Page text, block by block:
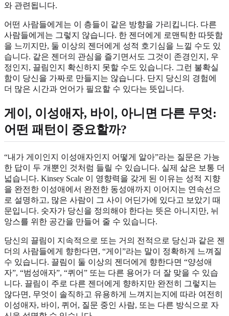
와 관련됩니다.
어떤 사람들에게는 이 층들이 같은 방향을 가리킵니다. 다른
사람들에게는 그렇지 않습니다. 한 젠더에게 로맨틱한 따뜻함
을 느끼지만, 둘 이상의 젠더에게 성적 호기심을 느낄 수도 있
습니다. 같은 젠더의 관심을 즐기면서도 그것이 존경인지, 우
정인지, 끌림인지 확신하지 못할 수도 있습니다. 그런 불확실
함이 당신을 가짜로 만들지는 않습니다. 단지 당신의 경험에
더 많은 시간과 언어가 필요할 수 있다는 뜻입니다.
게이, 이성애자, 바이, 아니면 다른 무엇:
어떤 패턴이 중요할까?
“내가 게이인지 이성애자인지 어떻게 알아”라는 질문은 가능
한 답이 두 개뿐인 것처럼 들릴 수 있습니다. 실제 삶은 보통 더
넓습니다. Kinsey Scale 이 영향력을 갖게 된 이유는 성적 지향
을 완전한 이성애에서 완전한 동성애까지 이어지는 연속선으
로 설명하고, 많은 사람이 그 사이 어딘가에 있다고 보았기 때
문입니다. 숫자가 당신을 정의해야 한다는 뜻은 아니지만, 뉘
앙스를 위한 공간을 만들어 줄 수 있습니다.
당신의 끌림이 지속적으로 또는 거의 전적으로 당신과 같은 젠
더의 사람들에게 향한다면, “게이”라는 말이 정확하게 느껴질
수 있습니다. 끌림이 둘 이상의 젠더에게 향한다면 “양성애
자”, “범성애자”, “퀴어” 또는 다른 용어가 더 잘 맞을 수 있습
니다. 끌림이 주로 다른 젠더에게 향하지만 완전히 그렇지는
않다면, 무엇이 솔직하고 유용하게 느껴지는지에 따라 여전히
이성애자, 바이, 퀴어, 질문 중인 사람, 또는 다른 방식으로 자